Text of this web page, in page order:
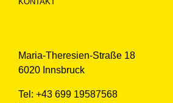
Maria-Theresien-Straße 18
6020 Innsbruck
Tel: +43 699 19587568